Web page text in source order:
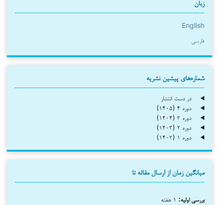
زبان
English
فارسی
شماره‌های پیشین نشریه
در دست انتشار
دوره ۴ (۱۴۰۵)
دوره ۳ (۱۴۰۴)
دوره ۲ (۱۴۰۳)
دوره ۱ (۱۴۰۲)
میانگین زمان از ارسال مقاله تا
بررسی اولیه: